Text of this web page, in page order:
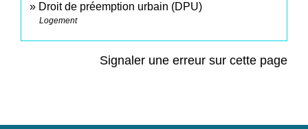
Droit de préemption urbain (DPU)
Logement
Signaler une erreur sur cette page